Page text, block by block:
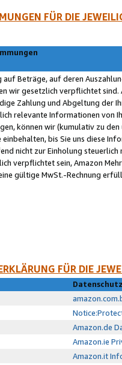
FÜR DIE
auf Beträge, auf deren
wir gesetzlich verpflichtet
Zahlung und Abgeltung der
relevante Informationen von
können wir (kumulativ zu
bis Sie uns diese
nicht zur Einholung
verpflichtet sein, Amazon
gültige MwSt.-Rechnung
FÜR DIE
Amazon.de
Amazon.ie
Amazon.it